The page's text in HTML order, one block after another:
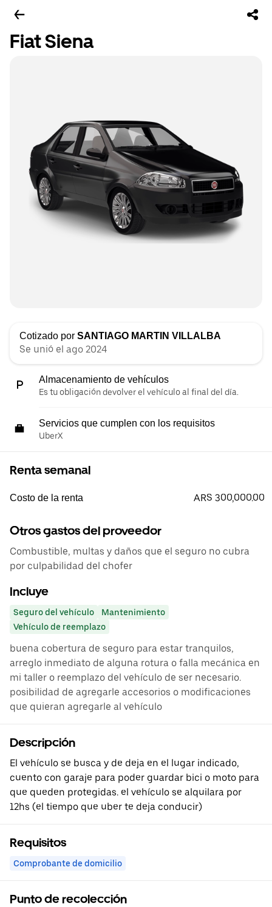
Fiat Siena
Cotizado por SANTIAGO MARTIN VILLALBA
Se unió el ago 2024
Almacenamiento de vehículos
Es tu obligación devolver el vehículo al final del día.
Servicios que cumplen con los requisitos
UberX
Renta semanal
Costo de la renta ARS 300,000.00
Otros gastos del proveedor
Combustible, multas y daños que el seguro no cubra
por culpabilidad del chofer
Incluye
Seguro del vehículo
Mantenimiento
Vehículo de reemplazo
buena cobertura de seguro para estar tranquilos,
arreglo inmediato de alguna rotura o falla mecánica en
mi taller o reemplazo del vehículo de ser necesario.
posibilidad de agregarle accesorios o modificaciones
que quieran agregarle al vehículo
Descripción
El vehículo se busca y de deja en el lugar indicado,
cuento con garaje para poder guardar bici o moto para
que queden protegidas. el vehículo se alquilara por
12hs (el tiempo que uber te deja conducir)
Requisitos
Comprobante de domicilio
Punto de recolección